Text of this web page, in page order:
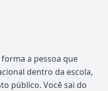
a pessoa que
dentro da escola,
público. Você sai do